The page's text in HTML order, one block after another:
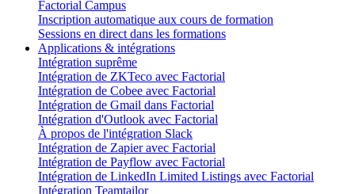
Factorial Campus
Inscription automatique aux cours de formation
Sessions en direct dans les formations
Applications & intégrations
Intégration suprême
Intégration de ZKTeco avec Factorial
Intégration de Cobee avec Factorial
Intégration de Gmail dans Factorial
Intégration d'Outlook avec Factorial
À propos de l'intégration Slack
Intégration de Zapier avec Factorial
Intégration de Payflow avec Factorial
Intégration de LinkedIn Limited Listings avec Factorial
Intégration Teamtailor